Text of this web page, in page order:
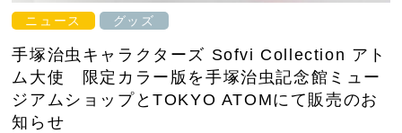
ニュース グッズ
手塚治虫キャラクターズ Sofvi Collection アト
ム大使 限定カラー版を手塚治虫記念館ミュー
ジアムショップとTOKYO ATOMにて販売のお
知らせ